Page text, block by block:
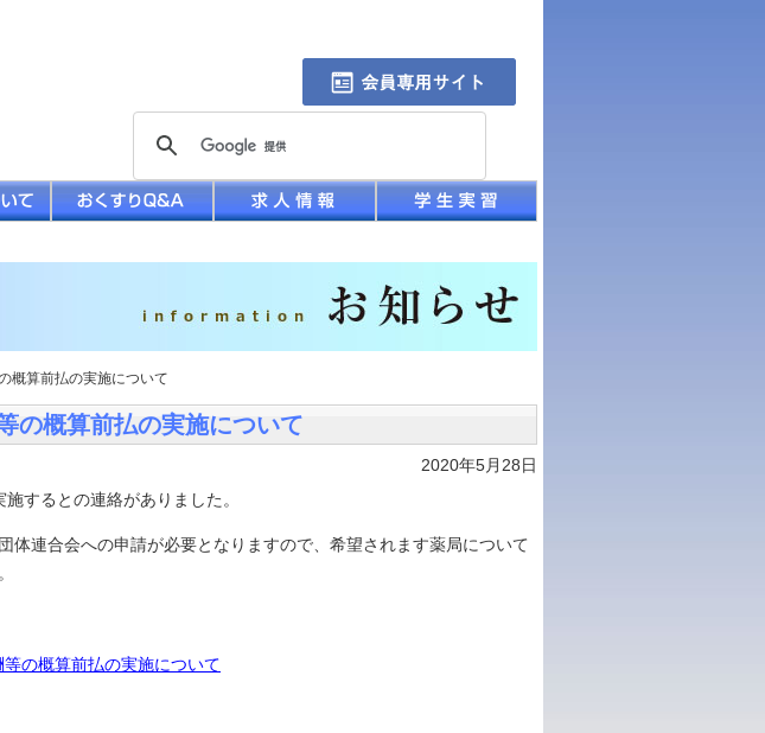
概算前払の実施について
の概算前払の実施について
2020年5月28日
するとの連絡がありました。
体連合会への申請が必要となりますので、希望されます薬局について
の概算前払の実施について